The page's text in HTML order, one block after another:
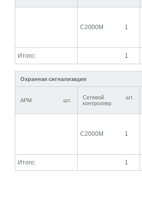
С2000М 1
Итого: 1
Охранная сигнализация
АРМ шт.
Сетевой
контроллер
шт.
С2000М 1
Итого: 1